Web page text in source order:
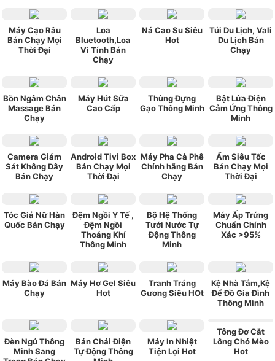
Máy Cạo Râu
Bán Chạy Mọi
Thời Đại
Loa
Bluetooth,Loa
Vi Tính Bán
Chạy
Ná Cao Su Siêu
Hot
Túi Du Lịch, Vali
Du Lịch Bán
Chạy
Bồn Ngâm Chân
Massage Bán
Chạy
Máy Hút Sữa
Cao Cấp
Thùng Đựng
Gạo Thông Minh
Bật Lửa Điện
Cảm Ứng Thông
Minh
Camera Giám
Sát Không Dây
Bán Chạy
Android Tivi Box
Bán Chạy Mọi
Thời Đại
Máy Pha Cà Phê
Chính hãng Bán
Chạy
Ấm Siêu Tốc
Bán Chạy Mọi
Thời Đại
Tóc Giả Nữ Hàn
Quốc Bán Chạy
Đệm Ngồi Y Tế ,
Đệm Ngồi
Thoáng Khí
Thông Minh
Bộ Hệ Thống
Tưới Nước Tự
Động Thông
Minh
Máy Ấp Trứng
Chuẩn Chính
Xác >95%
Máy Bào Đá Bán
Chạy
Máy Hơ Gel Siêu
Hot
Tranh Tráng
Gương Siêu HOt
Kệ Nhà Tắm,Kệ
Để Đồ Gia Đình
Thông Minh
Đèn Ngủ Thông
Minh Sang
Bản Chải Điện
Tự Động Thông
Máy In Nhiệt
Tiện Lợi Hot
Tông Đơ Cắt
Lông Chó Mèo
Hot